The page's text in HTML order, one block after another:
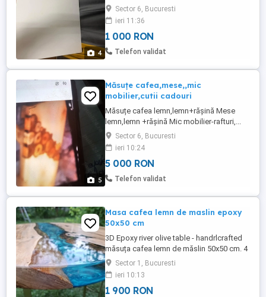
4
înălțime 110 cm, lungime 120 cm, lățime
80 cm. A fost folosită anterior exclusiv
pentru studiu și prezintă urme normale de
utilizare, fără a afecta funcționalitatea.
Blatul este solid, cu finisaj lucios, iar
Sector 6, Bucuresti
ieri 11:36
1 000 RON
Telefon validat
5
Măsuțe cafea,mese,,mic
mobilier,cutii cadouri
Măsuțe cafea lemn,lemn+rășină Mese
lemn,lemn +rășină Mic mobilier-rafturi,...
Toate din lemn,produse unice.restaurez
mese,măsuțe Produse lemn bucatarie-
suport ou,șervețele,
linguri,vaze,,veioze.cutii cadouri și bijuterii
Sector 6, Bucuresti
ieri 10:24
5 000 RON
Telefon validat
Masa cafea lemn de maslin epoxy
50x50 cm
3D Epoxy river olive table - handrlcrafted
măsuța cafea lemn de măslin 50x50 cm. 4
cm grosime lemn. O măsuță de cafea
UNICAT, lucrată manual cu rășină de
calitate. Lustruită și lăcuită. Măsuța este
nouă, creată cu drag de mine.
Sector 1, Bucuresti
ieri 10:13
1 900 RON